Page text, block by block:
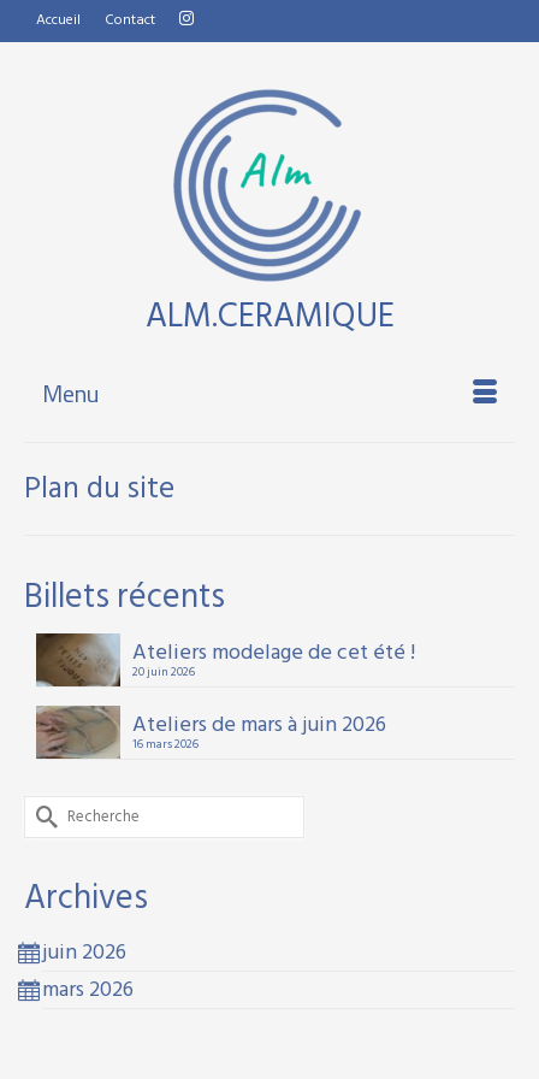
Accueil Contact
ALM.CERAMIQUE
Menu
Plan du site
Billets récents
Ateliers modelage de cet été !
20 juin 2026
Ateliers de mars à juin 2026
16 mars 2026
Rechercher :
Archives
juin 2026
mars 2026